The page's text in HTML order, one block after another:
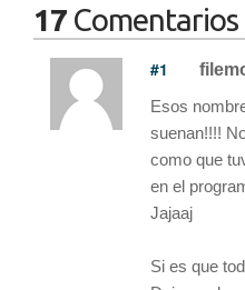
17 Comentarios
#1
Esos
suenan!!!!
como que
en el
Jajaaj
Si es que